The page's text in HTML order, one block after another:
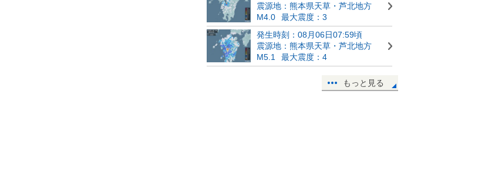
震源地：熊本県天草・芦北地方
M4.0
最大震度：3
発生時刻：08月06日07:59頃
震源地：熊本県天草・芦北地方
M5.1
最大震度：4
もっと見る